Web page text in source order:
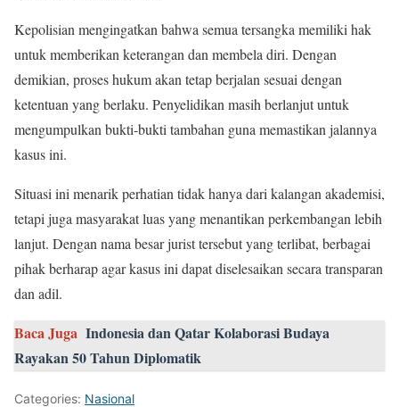
Kepolisian mengingatkan bahwa semua tersangka memiliki hak
untuk memberikan keterangan dan membela diri. Dengan
demikian, proses hukum akan tetap berjalan sesuai dengan
ketentuan yang berlaku. Penyelidikan masih berlanjut untuk
mengumpulkan bukti-bukti tambahan guna memastikan jalannya
kasus ini.
Situasi ini menarik perhatian tidak hanya dari kalangan akademisi,
tetapi juga masyarakat luas yang menantikan perkembangan lebih
lanjut. Dengan nama besar jurist tersebut yang terlibat, berbagai
pihak berharap agar kasus ini dapat diselesaikan secara transparan
dan adil.
Baca Juga Indonesia dan Qatar Kolaborasi Budaya
Rayakan 50 Tahun Diplomatik
Categories: Nasional